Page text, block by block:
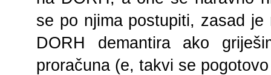
se po njima postupiti, zasad
DORH demantira ako
proračuna (e, takvi se